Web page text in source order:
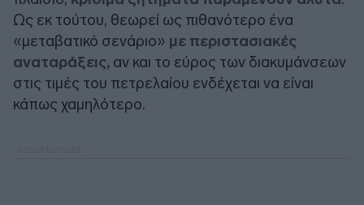
Ως εκ τούτου, θεωρεί ως πιθανότερο ένα
«μεταβατικό σενάριο» με περιστασιακές
αναταράξεις, αν και το εύρος των διακυμάνσεων
στις τιμές του πετρελαίου ενδέχεται να είναι
κάπως χαμηλότερο.